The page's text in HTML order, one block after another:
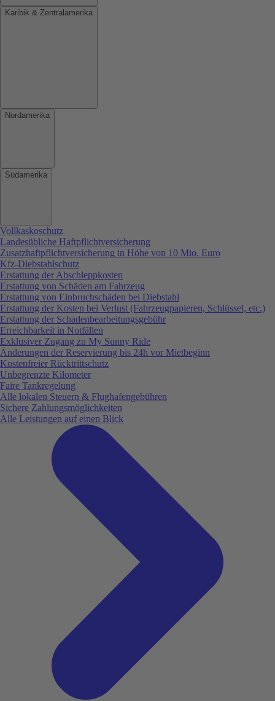
Karibik & Zentralamerika
Nordamerika
Südamerika
Vollkaskoschutz
Landesübliche Haftpflichtversicherung
Zusatzhaftpflichtversicherung in Höhe von 10 Mio. Euro
Kfz-Diebstahlschutz
Erstattung der Abschleppkosten
Erstattung von Schäden am Fahrzeug
Erstattung von Einbruchschäden bei Diebstahl
Erstattung der Kosten bei Verlust (Fahrzeugpapieren, Schlüssel, etc.)
Erstattung der Schadenbearbeitungsgebühr
Erreichbarkeit in Notfällen
Exklusiver Zugang zu My Sunny Ride
Änderungen der Reservierung bis 24h vor Mietbeginn
Kostenfreier Rücktrittschutz
Unbegrenzte Kilometer
Faire Tankregelung
Alle lokalen Steuern & Flughafengebühren
Sichere Zahlungsmöglichkeiten
Alle Leistungen auf einen Blick